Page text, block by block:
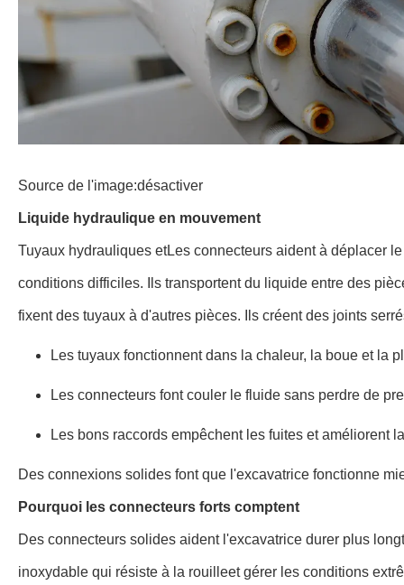
Source de l'image:désactiver
Liquide hydraulique en mouvement
Tuyaux hydrauliques etLes connecteurs aident à déplacer
conditions difficiles. Ils transportent du liquide entre des
fixent des tuyaux à d'autres pièces. Ils créent des joints
Les tuyaux fonctionnent dans la chaleur, la boue et la
Les connecteurs font couler le fluide sans perdre de
Les bons raccords empêchent les fuites et améliorent
Des connexions solides font que l'excavatrice fonctionne
Pourquoi les connecteurs forts comptent
Des connecteurs solides aident l'excavatrice durer plus
inoxydable qui résiste à la rouilleet gérer les conditions